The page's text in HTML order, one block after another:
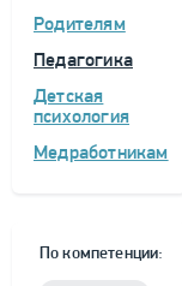
Родителям
Педагогика
Детская
психология
Медработникам
По компетенции: